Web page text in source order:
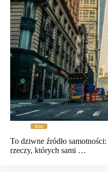
Inne
To dziwne źródło
rzeczy, których sami …